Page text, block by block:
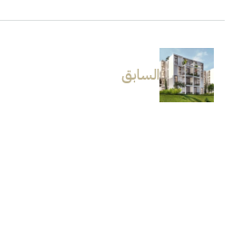
السابق